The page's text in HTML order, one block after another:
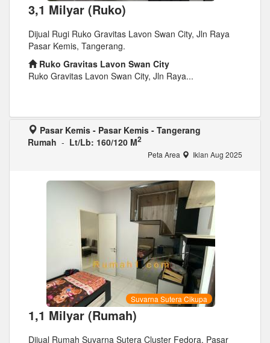
3,1 Milyar (Ruko)
Dijual Rugi Ruko Gravitas Lavon Swan City, Jln Raya
Pasar Kemis, Tangerang.
Ruko Gravitas Lavon Swan City
Ruko Gravitas Lavon Swan City, Jln Raya...
Pasar Kemis - Pasar Kemis - Tangerang
Rumah - Lt/Lb: 160/120 M2
Peta Area Iklan Aug 2025
Suvarna Sutera Cikupa
1,1 Milyar (Rumah)
Dijual Rumah Suvarna Sutera Cluster Fedora, Pasar